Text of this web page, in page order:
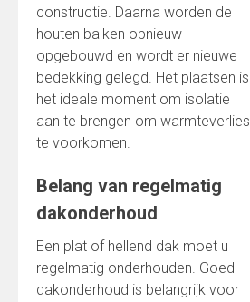
constructie. Daarna worden de
houten balken opnieuw
opgebouwd en wordt er nieuwe
bedekking gelegd. Het plaatsen is
het ideale moment om isolatie
aan te brengen om warmteverlies
te voorkomen.
Belang van regelmatig
dakonderhoud
Een plat of hellend dak moet u
regelmatig onderhouden. Goed
dakonderhoud is belangrijk voor